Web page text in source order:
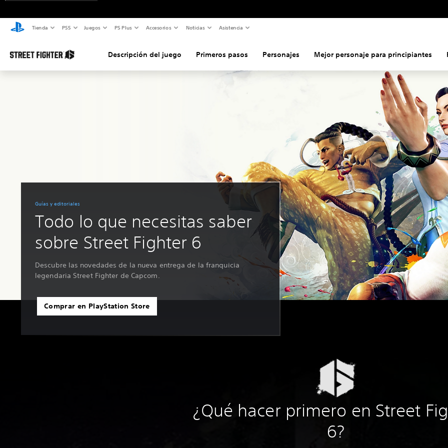
Tienda PS5 Juegos PS Plus Accesorios Noticias Asistencia
Descripción del juego Primeros pasos Personajes Mejor personaje para principiantes
Guías y editoriales
Todo lo que necesitas saber
sobre Street Fighter 6
Descubre las novedades de la nueva entrega de la franquicia
legendaria Street Fighter de Capcom.
Comprar en PlayStation Store
¿Qué hacer primero en Street
6?